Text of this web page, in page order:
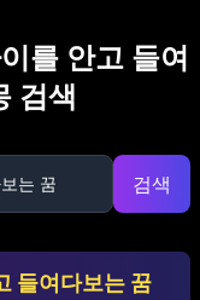
를 안고 들여
검색
검색
들여다보는 꿈